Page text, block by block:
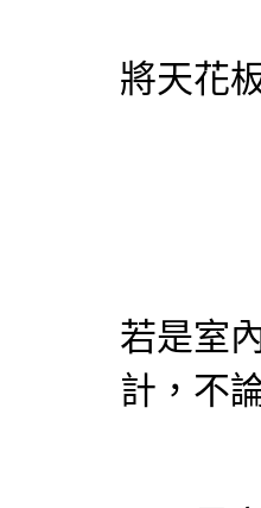
將天花
若是室
計，不